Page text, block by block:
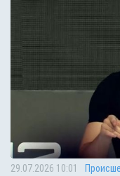
29.07.2026 10:01